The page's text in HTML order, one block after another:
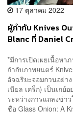
17 ตุลาคม 2022
ผู้กำกับ Knives
Blanc ที่ Daniel
*มีการเปิดเผยเนื้อห
กำกับภาพยนตร์
อัจฉริยะจอมกวนอย่า
เนียล เคร็ก) เป็นเก
ระหว่างการแถลงข่า
ชื่อ Glass Onion: A